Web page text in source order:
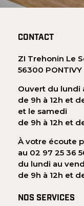
CONTACT
ZI Trehonin Le
56300 PONTIVY
Ouvert du lundi
de 9h à 12h et
et le samedi
de 9h à 12h et
À votre écoute
au 02 97 25 36
du lundi au
de 9h à 12h et
NOS SERVICES